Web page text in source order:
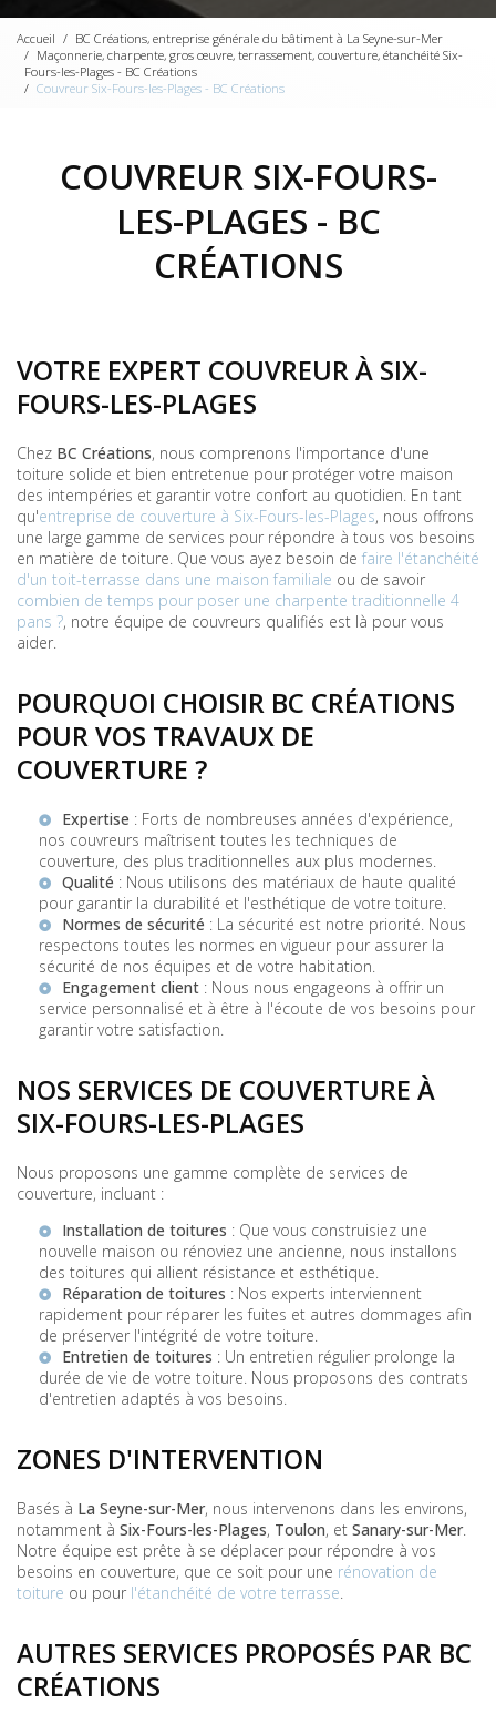
Accueil
BC Créations, entreprise générale du bâtiment à La Seyne-sur-Mer
Maçonnerie, charpente, gros œuvre, terrassement, couverture, étanchéité Six-
Fours-les-Plages - BC Créations
Couvreur Six-Fours-les-Plages - BC Créations
COUVREUR SIX-FOURS-
LES-PLAGES - BC
CRÉATIONS
VOTRE EXPERT COUVREUR À SIX-
FOURS-LES-PLAGES
Chez BC Créations, nous comprenons l'importance d'une
toiture solide et bien entretenue pour protéger votre maison
des intempéries et garantir votre confort au quotidien. En tant
qu'entreprise de couverture à Six-Fours-les-Plages, nous offrons
une large gamme de services pour répondre à tous vos besoins
en matière de toiture. Que vous ayez besoin de faire l'étanchéité
d'un toit-terrasse dans une maison familiale ou de savoir
combien de temps pour poser une charpente traditionnelle 4
pans ?, notre équipe de couvreurs qualifiés est là pour vous
aider.
POURQUOI CHOISIR BC CRÉATIONS
POUR VOS TRAVAUX DE
COUVERTURE ?
Expertise : Forts de nombreuses années d'expérience,
nos couvreurs maîtrisent toutes les techniques de
couverture, des plus traditionnelles aux plus modernes.
Qualité : Nous utilisons des matériaux de haute qualité
pour garantir la durabilité et l'esthétique de votre toiture.
Normes de sécurité : La sécurité est notre priorité. Nous
respectons toutes les normes en vigueur pour assurer la
sécurité de nos équipes et de votre habitation.
Engagement client : Nous nous engageons à offrir un
service personnalisé et à être à l'écoute de vos besoins pour
garantir votre satisfaction.
NOS SERVICES DE COUVERTURE À
SIX-FOURS-LES-PLAGES
Nous proposons une gamme complète de services de
couverture, incluant :
Installation de toitures : Que vous construisiez une
nouvelle maison ou rénoviez une ancienne, nous installons
des toitures qui allient résistance et esthétique.
Réparation de toitures : Nos experts interviennent
rapidement pour réparer les fuites et autres dommages afin
de préserver l'intégrité de votre toiture.
Entretien de toitures : Un entretien régulier prolonge la
durée de vie de votre toiture. Nous proposons des contrats
d'entretien adaptés à vos besoins.
ZONES D'INTERVENTION
Basés à La Seyne-sur-Mer, nous intervenons dans les environs,
notamment à Six-Fours-les-Plages, Toulon, et Sanary-sur-Mer.
Notre équipe est prête à se déplacer pour répondre à vos
besoins en couverture, que ce soit pour une rénovation de
toiture ou pour l'étanchéité de votre terrasse.
AUTRES SERVICES PROPOSÉS PAR BC
CRÉATIONS